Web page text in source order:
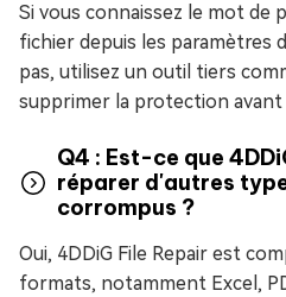
Si vous connaissez le mot de
fichier depuis les paramètres
pas, utilisez un outil tiers
supprimer la protection
Q4 : Est-ce que
réparer d'autres
corrompus ?
Oui, 4DDiG File Repair est
formats, notamment Excel,